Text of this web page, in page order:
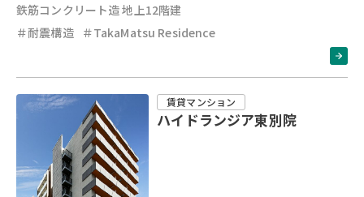
鉄筋コンクリート造 地上12階建
＃耐震構造
＃TakaMatsu Residence
賃貸マンション
ハイドランジア東別院